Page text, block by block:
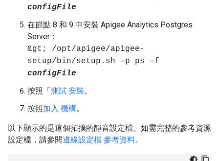
configFile
在節點 8 和 9 中安裝 Apigee Analytics Postgres
Server：
&gt; /opt/apigee/apigee-
setup/bin/setup.sh -p ps -f
configFile
按照「測試 安裝。
按照加入 機構。
以下顯示的是這個拓撲的靜音設定檔。如需完整的參考資源
設定檔，請參閱邊緣設定檔 參考資料。